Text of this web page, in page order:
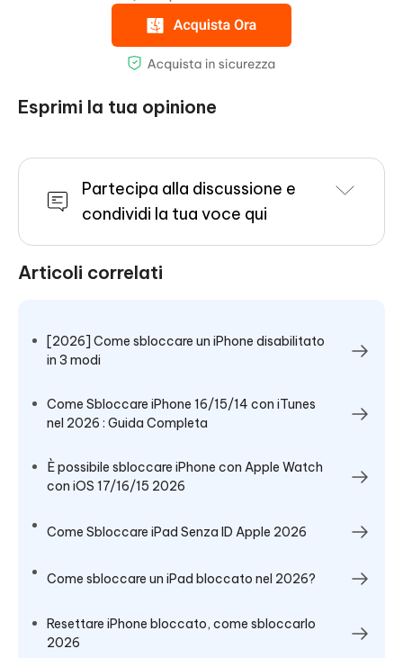
Esprimi la tua opinione
Partecipa alla discussione e
condividi la tua voce qui
Articoli correlati
[2026] Come sbloccare un iPhone disabilitato
in 3 modi
Come Sbloccare iPhone 16/15/14 con iTunes
nel 2026 : Guida Completa
È possibile sbloccare iPhone con Apple Watch
con iOS 17/16/15 2026
Come Sbloccare iPad Senza ID Apple 2026
Come sbloccare un iPad bloccato nel 2026?
Resettare iPhone bloccato, come sbloccarlo
2026